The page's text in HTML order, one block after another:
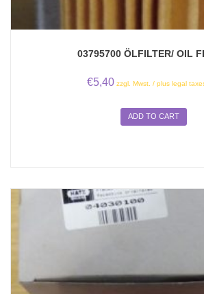
03795700 ÖLFILTER/ OIL
€5,40 zzgl. Mwst. / plus legal
ADD TO CART